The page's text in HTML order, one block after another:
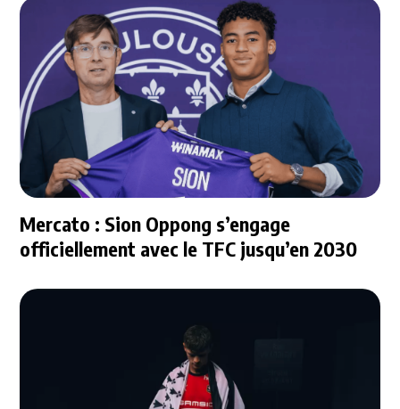
Mercato : Sion Oppong s’engage
officiellement avec le TFC jusqu’en 2030